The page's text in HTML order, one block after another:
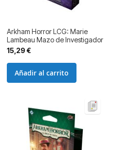
Arkham Horror LCG: Marie
Lambeau Mazo de Investigador
15,29 €
Añadir al carrito